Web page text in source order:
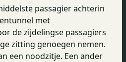
passagier achterin
met
de zijdelingse passagiers
zitting genoegen nemen.
een noodzitje. Een ander